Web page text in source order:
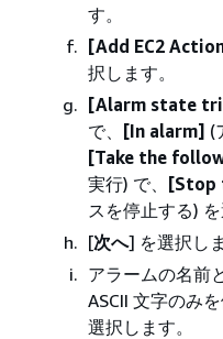
す。
[Add EC2
択します。
[Alarm state
で、 [In alarm] (
[Take the
実行) で、 [Stop
スを停止する) を
[次へ] を選択し
アラームの名前
ASCII 文字のみ
選択します。